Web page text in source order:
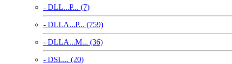
- DLL...P... (7)
- DLLA...P... (759)
- DLLA...M... (36)
- DSL... (20)